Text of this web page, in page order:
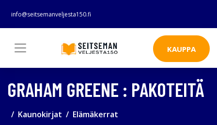
info@seitsemanveljesta150.fi
KAUPPA
GRAHAM GREENE : PAKOTEITÄ
Kaunokirjat Elämäkerrat